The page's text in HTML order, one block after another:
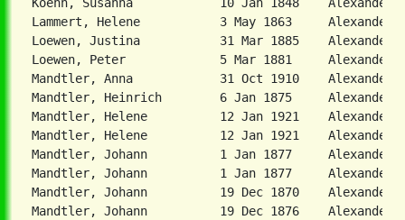
Koehn, Susanna            10 Jan 1848
Lammert, Helene           3 May 1863
Loewen, Justina           31 Mar 1885
Loewen, Peter             5 Mar 1881
Mandtler, Anna            31 Oct 1910
Mandtler, Heinrich        6 Jan 1875
Mandtler, Helene          12 Jan 1921
Mandtler, Helene          12 Jan 1921
Mandtler, Johann          1 Jan 1877
Mandtler, Johann          1 Jan 1877
Mandtler, Johann          19 Dec 1870
Mandtler, Johann          19 Dec 1876